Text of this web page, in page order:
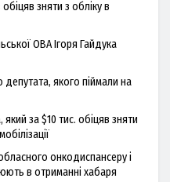
зняти з обліку в
ОВА Ігоря Гайдука
депутата, якого піймали на
за $10 тис. обіцяв зняти
онкодиспансеру і
в отриманні хабаря